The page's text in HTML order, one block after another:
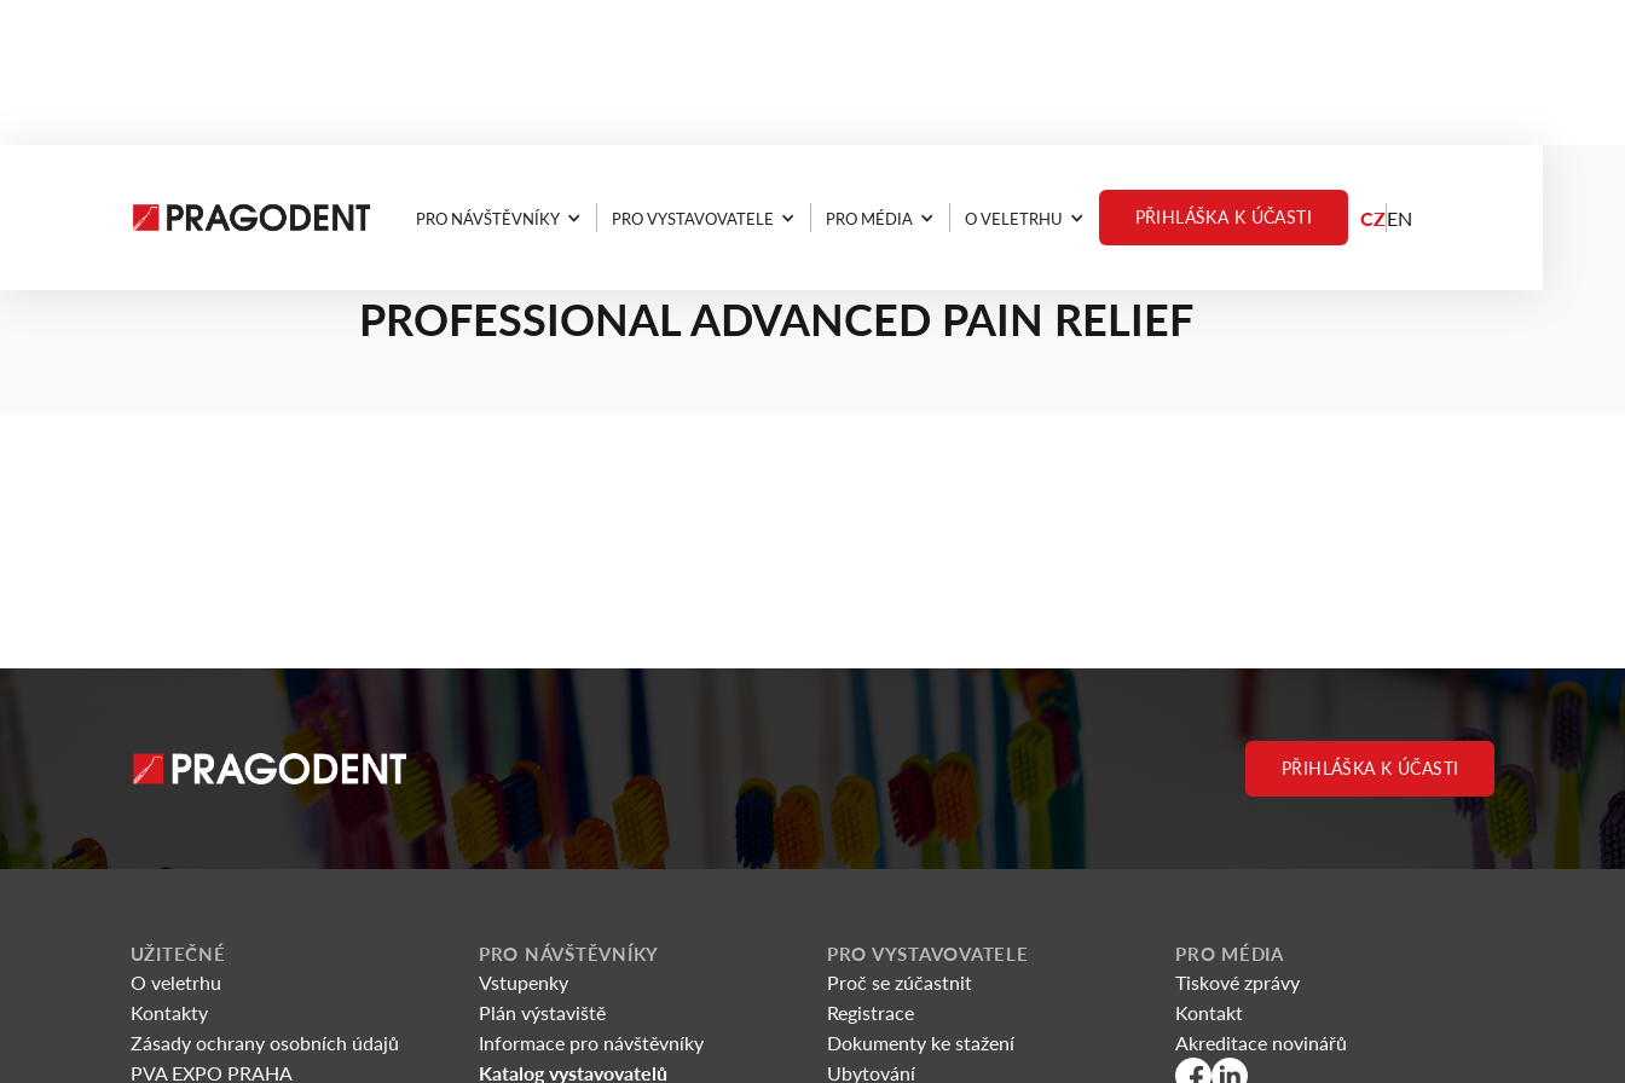
PRO NÁVŠTĚVNÍKY PRO VYSTAVOVATELE PRO MÉDIA O VELETRHU PŘIHLÁŠKA K ÚČASTI CZEN
24.6.2025
PROFESSIONAL ADVANCED PAIN RELIEF
PŘIHLÁŠKA K ÚČASTI
UŽITEČNÉ
O veletrhu
Kontakty
Zásady ochrany osobních údajů
PVA EXPO PRAHA
PRO NÁVŠTĚVNÍKY
Vstupenky
Plán výstaviště
Informace pro návštěvníky
Katalog vystavovatelů
PRO VYSTAVOVATELE
Proč se zúčastnit
Registrace
Dokumenty ke stažení
Ubytování
PRO MÉDIA
Tiskové zprávy
Kontakt
Akreditace novinářů